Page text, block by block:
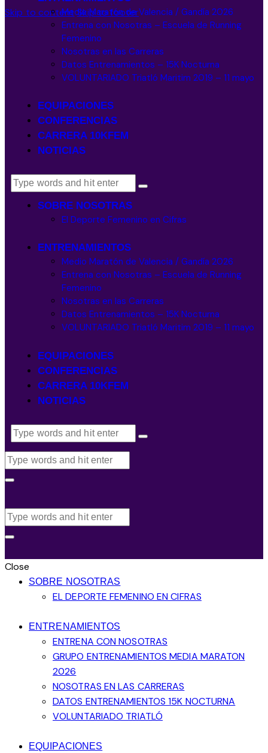
Skip to contentSkip to footer
Medio Maratón de Valencia / Gandía 2026
Entrena con Nosotras – Escuela de Running
Femenino
Nosotras en las Carreras
Datos Entrenamientos – 15K Nocturna
VOLUNTARIADO Triatló Maritim 2019 – 11 mayo
EQUIPACIONES
CONFERENCIAS
CARRERA 10KFEM
NOTICIAS
SOBRE NOSOTRAS
El Deporte Femenino en Cifras
ENTRENAMIENTOS
Medio Maratón de Valencia / Gandía 2026
Entrena con Nosotras – Escuela de Running
Femenino
Nosotras en las Carreras
Datos Entrenamientos – 15K Nocturna
VOLUNTARIADO Triatló Maritim 2019 – 11 mayo
EQUIPACIONES
CONFERENCIAS
CARRERA 10KFEM
NOTICIAS
Close
SOBRE NOSOTRAS
EL DEPORTE FEMENINO EN CIFRAS
ENTRENAMIENTOS
ENTRENA CON NOSOTRAS
GRUPO ENTRENAMIENTOS MEDIA MARATON
2026
NOSOTRAS EN LAS CARRERAS
DATOS ENTRENAMIENTOS 15K NOCTURNA
VOLUNTARIADO TRIATLÓ
EQUIPACIONES